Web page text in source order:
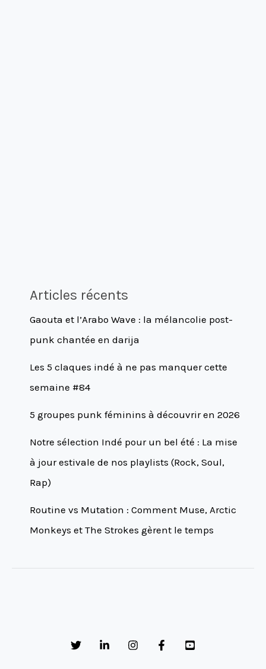
Articles récents
Gaouta et l’Arabo Wave : la mélancolie post-
punk chantée en darija
Les 5 claques indé à ne pas manquer cette
semaine #84
5 groupes punk féminins à découvrir en 2026
Notre sélection Indé pour un bel été : La mise
à jour estivale de nos playlists (Rock, Soul,
Rap)
Routine vs Mutation : Comment Muse, Arctic
Monkeys et The Strokes gèrent le temps